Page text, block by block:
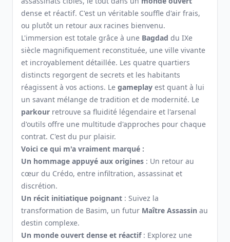
dense et réactif. C'est un véritable souffle d'air frais,
ou plutôt un retour aux racines bienvenu.
L'immersion est totale grâce à une Bagdad du IXe
siècle magnifiquement reconstituée, une ville vivante
et incroyablement détaillée. Les quatre quartiers
distincts regorgent de secrets et les habitants
réagissent à vos actions. Le gameplay est quant à lui
un savant mélange de tradition et de modernité. Le
parkour retrouve sa fluidité légendaire et l'arsenal
d'outils offre une multitude d'approches pour chaque
contrat. C'est du pur plaisir.
Voici ce qui m'a vraiment marqué :
Un hommage appuyé aux origines : Un retour au
cœur du Crédo, entre infiltration, assassinat et
discrétion.
Un récit initiatique poignant : Suivez la
transformation de Basim, un futur Maître Assassin au
destin complexe.
Un monde ouvert dense et réactif: Explorez une